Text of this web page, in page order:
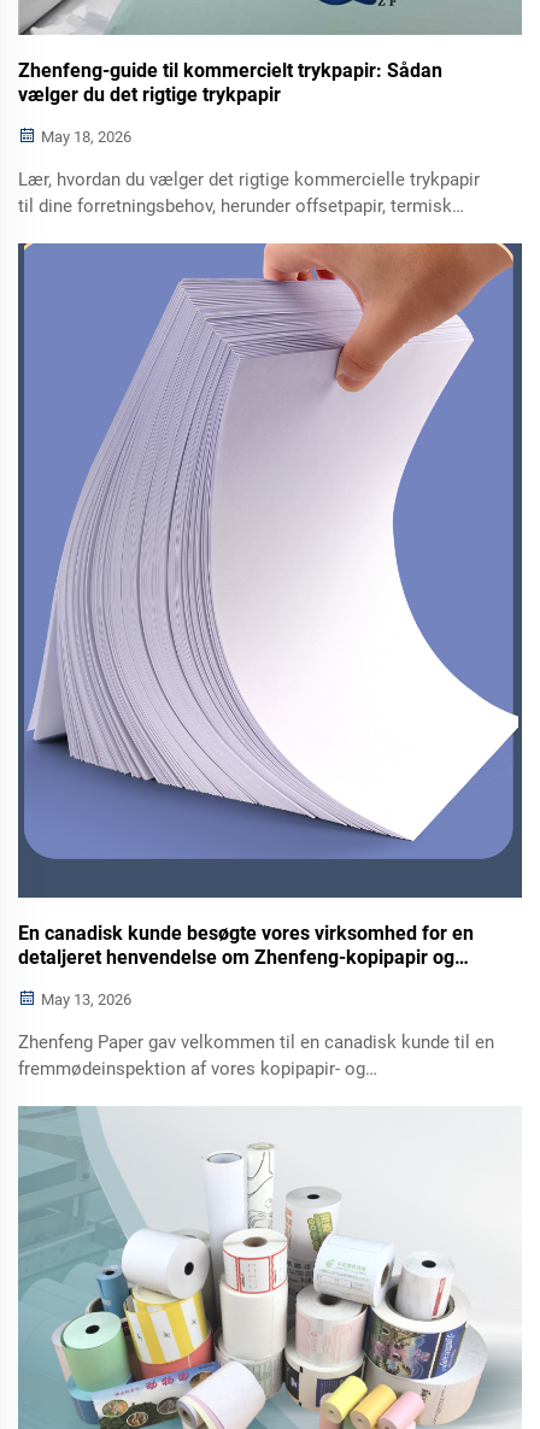
Zhenfeng-guide til kommercielt trykpapir: Sådan
vælger du det rigtige trykpapir
May 18, 2026
Lær, hvordan du vælger det rigtige kommercielle trykpapir
til dine forretningsbehov, herunder offsetpapir, termisk
rådgivning fra Shandong Zhenfeng Paper, en pålidelig
papirproducent til bulklevering og eksport.
En canadisk kunde besøgte vores virksomhed for en
detaljeret henvendelse om Zhenfeng-kopipapir og
May 13, 2026
Zhenfeng Paper gav velkommen til en canadisk kunde til en
fremmødeinspektion af vores kopipapir- og
OEM-service og global eksportoplevelse inden for kontor-
og industrielle papirløsninger.